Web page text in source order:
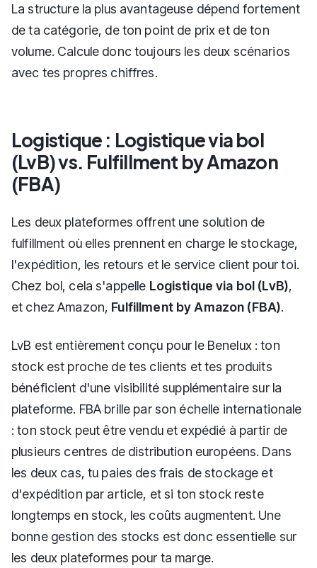
La structure la plus avantageuse dépend fortement
de ta catégorie, de ton point de prix et de ton
volume. Calcule donc toujours les deux scénarios
avec tes propres chiffres.
Logistique : Logistique via bol
(LvB) vs. Fulfillment by Amazon
(FBA)
Les deux plateformes offrent une solution de
fulfillment où elles prennent en charge le stockage,
l'expédition, les retours et le service client pour toi.
Chez bol, cela s'appelle Logistique via bol (LvB),
et chez Amazon, Fulfillment by Amazon (FBA).
LvB est entièrement conçu pour le Benelux : ton
stock est proche de tes clients et tes produits
bénéficient d'une visibilité supplémentaire sur la
plateforme. FBA brille par son échelle internationale
: ton stock peut être vendu et expédié à partir de
plusieurs centres de distribution européens. Dans
les deux cas, tu paies des frais de stockage et
d'expédition par article, et si ton stock reste
longtemps en stock, les coûts augmentent. Une
bonne gestion des stocks est donc essentielle sur
les deux plateformes pour ta marge.